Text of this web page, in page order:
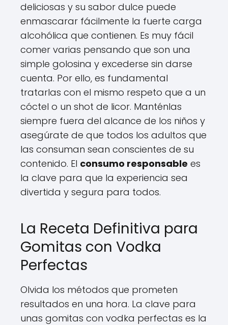
deliciosas y su sabor dulce puede
enmascarar fácilmente la fuerte carga
alcohólica que contienen. Es muy fácil
comer varias pensando que son una
simple golosina y excederse sin darse
cuenta. Por ello, es fundamental
tratarlas con el mismo respeto que a un
cóctel o un shot de licor. Manténlas
siempre fuera del alcance de los niños y
asegúrate de que todos los adultos que
las consuman sean conscientes de su
contenido. El consumo responsable es
la clave para que la experiencia sea
divertida y segura para todos.
La Receta Definitiva para
Gomitas con Vodka
Perfectas
Olvida los métodos que prometen
resultados en una hora. La clave para
unas gomitas con vodka perfectas es la